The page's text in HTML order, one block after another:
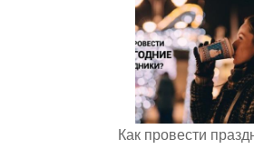
Как провести